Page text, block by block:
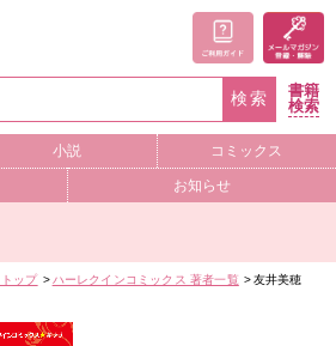
検索
書籍
検索
小説 コミックス
お知らせ
ップ ハーレクインコミックス 著者一覧 友井美穂